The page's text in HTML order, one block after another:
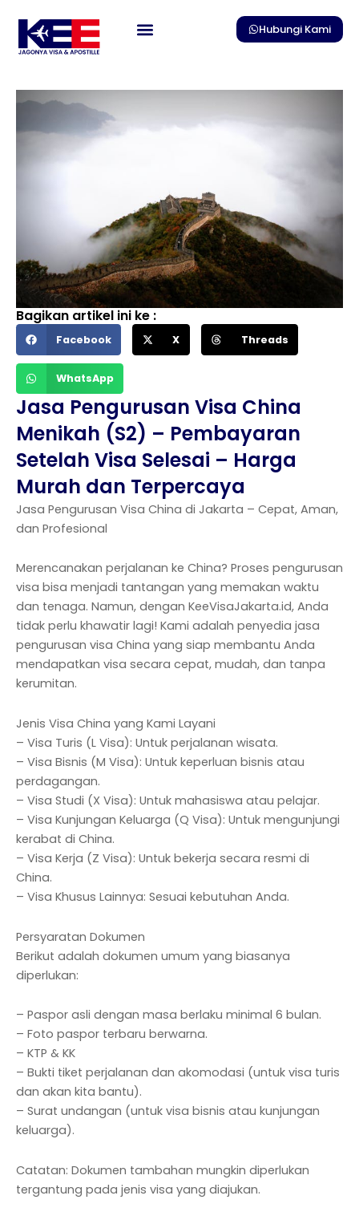
content
Hubungi Kami
Bagikan artikel ini ke :
Facebook X Threads
WhatsApp
Jasa Pengurusan Visa China
Menikah (S2) – Pembayaran
Setelah Visa Selesai – Harga
Murah dan Terpercaya
Jasa Pengurusan Visa China di Jakarta – Cepat, Aman,
dan Profesional
Merencanakan perjalanan ke China? Proses pengurusan
visa bisa menjadi tantangan yang memakan waktu
dan tenaga. Namun, dengan KeeVisaJakarta.id, Anda
tidak perlu khawatir lagi! Kami adalah penyedia jasa
pengurusan visa China yang siap membantu Anda
mendapatkan visa secara cepat, mudah, dan tanpa
kerumitan.
Jenis Visa China yang Kami Layani
– Visa Turis (L Visa): Untuk perjalanan wisata.
– Visa Bisnis (M Visa): Untuk keperluan bisnis atau
perdagangan.
– Visa Studi (X Visa): Untuk mahasiswa atau pelajar.
– Visa Kunjungan Keluarga (Q Visa): Untuk mengunjungi
kerabat di China.
– Visa Kerja (Z Visa): Untuk bekerja secara resmi di
China.
– Visa Khusus Lainnya: Sesuai kebutuhan Anda.
Persyaratan Dokumen
Berikut adalah dokumen umum yang biasanya
diperlukan:
– Paspor asli dengan masa berlaku minimal 6 bulan.
– Foto paspor terbaru berwarna.
– KTP & KK
– Bukti tiket perjalanan dan akomodasi (untuk visa turis
dan akan kita bantu).
– Surat undangan (untuk visa bisnis atau kunjungan
keluarga).
Catatan: Dokumen tambahan mungkin diperlukan
tergantung pada jenis visa yang diajukan.